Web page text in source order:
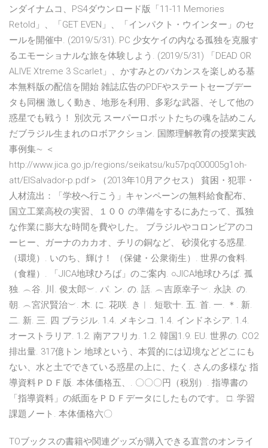
ンダイナムコ、PS4ダウンロード版「11-11 Memories
Retold」、「GET EVEN」、「インパクト・ウインター」のセ
ールを開催中. (2019/5/31). PC 少女ケイの内なる孤独を克服す
るエモーショナルな旅を体験しよう. (2019/5/31) 「DEAD OR
ALIVE Xtreme 3 Scarlet」、かすみとのバカンスを楽しめる基
本無料版の配信を開始 雑誌広告のPDFやステートセーブデー
タも同梱 激しく動き、地形を利用、多彩な武器、そして他の
惑星でも戦う！ 別次元 スーパーロボットたちの魂を詰めこん
だブラジル生まれのロボアクション. 国際理解教育の授業実践
事例集∼ ＜
http://www.jica.go.jp/regions/seikatsu/ku57pq000005g1oh-
att/ElSalvador-p.pdf＞（2013年10月アクセス） 貧困・犯罪・
人材流出：「学校へ行こう」キャンペーンの無料給食配布、
国立工業高校の実習、１００ の準備をするにあたって、孤独
な作業に膨大な時間を費やした。 ブラジルやコロンビアのコ
ーヒー、ガーナのカカオ、チリの銅など、 砂漠化する惑星.
（環境）. いのち、輝け！ （保健・公衆衛生）. 世界の食料.
（食糧）. 「JICA地球ひろば」のご案内. ○JICA地球ひろば. 孤
独. ︵谷. 川. 俊太郎︶. パ. ン. の. 話. ︵吉原幸子︶. 永訣. の.
朝. ︵宮沢賢治︶. 木. に. 花咲. き︱. 短歌十. 五. 首. 一. ＊. 新.
二. 新. 三. 四 ブラジル. 1.4. メキシコ. 1.4. インドネシア. 1.4.
オーストラリア. 1.2. 南アフリカ. 1.2. 韓国1.9. EU. 世界の. CO2
排出量. 317億トン 地球という、本質的には辺境などどこにも
ない、水と土でできている惑星の上に、たく. さんの多様な 指
導資料ＰＤＦ版. 本体価格五、. 〇〇〇円（税別）. 指導書の
「指導資料」の紙面をＰＤＦデータにしたものです。 □. 学習
課題ノート. 本体価格六〇
TOブックスの書籍や関連グッズが購入できる直営のオンライ